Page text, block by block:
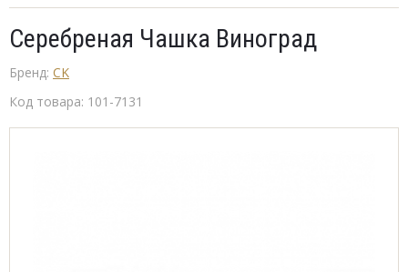
Серебреная Чашка Виноград
Бренд: CK
Код товара: 101-7131